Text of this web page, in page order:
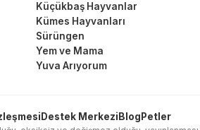
Küçükbaş Hayvanlar
Kümes Hayvanları
Sürüngen
Yem ve Mama
Yuva Arıyorum
Destek Merkezi Blog Petler